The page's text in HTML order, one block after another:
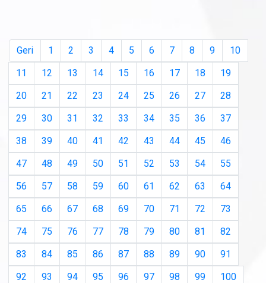
Geri 1 2 3 4 5 6 7 8 9
10
11
12 13 14 15 16 17 18
19
20
21 22 23 24 25 26 27
28
29
30 31 32 33 34 35 36
37
38
39 40 41 42 43 44 45
46
47
48 49 50 51 52 53 54
55
56
57 58 59 60 61 62 63
64
65
66 67 68 69 70 71 72
73
74
75 76 77 78 79 80 81
82
83
84 85 86 87 88 89 90
91
92
93 94 95 96 97 98 99
100